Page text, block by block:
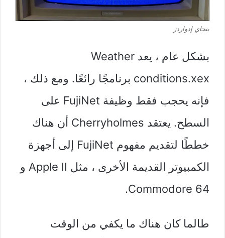
بنجاي إدواردز
بشكل عام ، يعد Weather
conditions.xex برنامجًا رائعًا. ومع ذلك ،
فإنه يحجب فقط وظيفة FujiNet على
السطح. يعتقد Cherryholmes أن هناك
خططًا لتقديم مفهوم FujiNet إلى أجهزة
الكمبيوتر القديمة الأخرى ، مثل Apple II و
Commodore 64.
طالما كان هناك ما يكفي من الوقت